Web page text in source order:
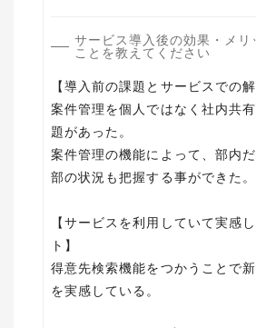
サービス導入後の効果・メリ
ことを教えてください
【導入前の課題とサービスでの解
案件管理を個人ではなく社内共
題があった。
案件管理の機能によって、部内
部の状況も把握する事ができた。
【サービスを利用していて実感
ト】
得意先検索機能をつかうことで